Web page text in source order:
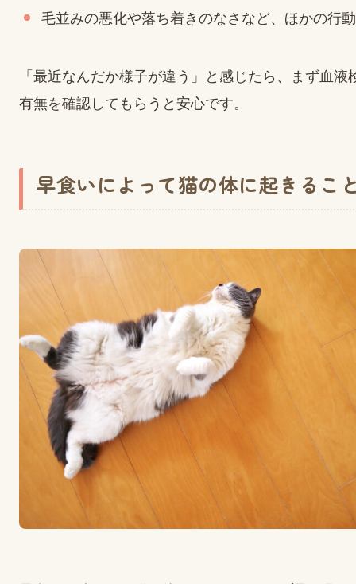
毛並みの悪化や落ち着きのなさなど、ほかの行
「最近なんだか様子が違う」と感じたら、まず血液
有無を確認してもらうと安心です。
早食いによって猫の体に起きるこ